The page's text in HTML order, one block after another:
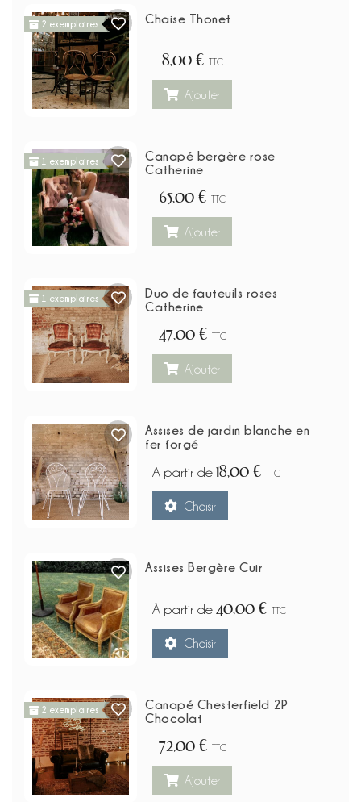
2 exemplaires Chaise Thonet
8,00 € TTC
Ajouter
1 exemplaires
Canapé bergère rose
Catherine
65,00 € TTC
Ajouter
1 exemplaires
Duo de fauteuils roses
Catherine
47,00 € TTC
Ajouter
Assises de jardin blanche en
fer forgé
À partir de 18,00 € TTC
Choisir
Assises Bergère Cuir
À partir de 40,00 € TTC
Choisir
2 exemplaires
Canapé Chesterfield 2P
Chocolat
72,00 € TTC
Ajouter